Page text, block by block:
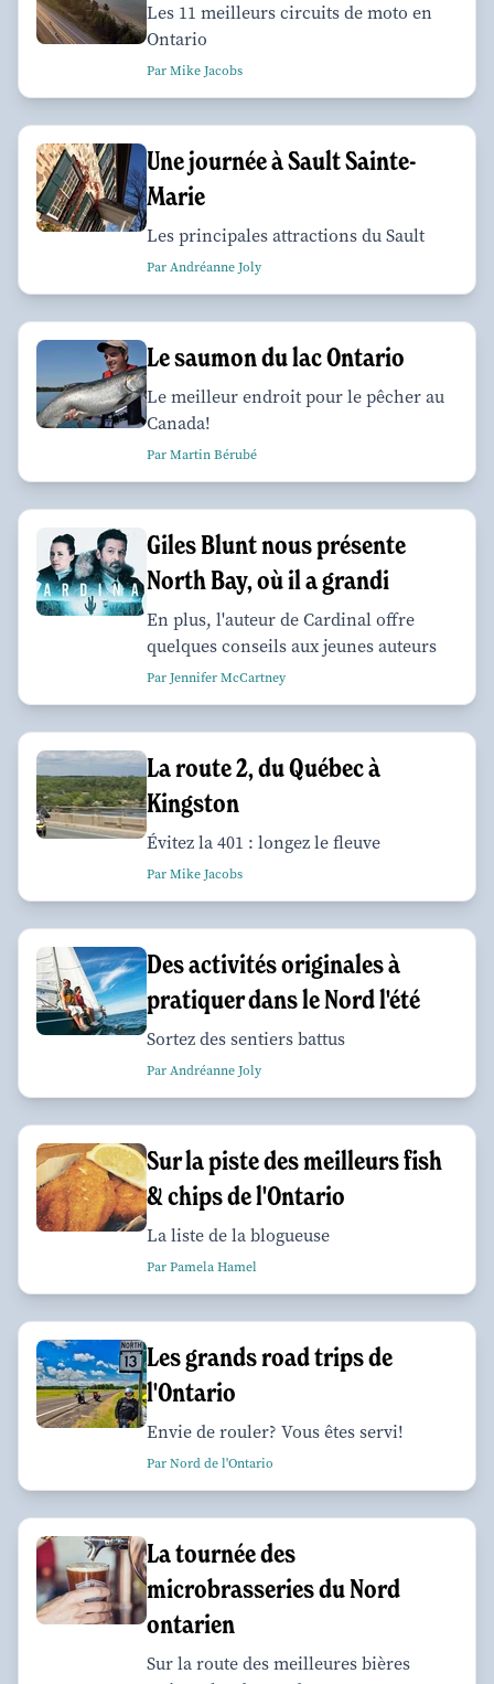
Les 11 meilleurs circuits de moto en
Ontario
Par Mike Jacobs
Une journée à Sault Sainte-
Marie
Les principales attractions du Sault
Par Andréanne Joly
Le saumon du lac Ontario
Le meilleur endroit pour le pêcher au
Canada!
Par Martin Bérubé
Giles Blunt nous présente
North Bay, où il a grandi
En plus, l'auteur de Cardinal offre
quelques conseils aux jeunes auteurs
Par Jennifer McCartney
La route 2, du Québec à
Kingston
Évitez la 401 : longez le fleuve
Par Mike Jacobs
Des activités originales à
pratiquer dans le Nord l'été
Sortez des sentiers battus
Par Andréanne Joly
Sur la piste des meilleurs fish
& chips de l'Ontario
La liste de la blogueuse
Par Pamela Hamel
Les grands road trips de
l'Ontario
Envie de rouler? Vous êtes servi!
Par Nord de l'Ontario
La tournée des
microbrasseries du Nord
ontarien
Sur la route des meilleures bières